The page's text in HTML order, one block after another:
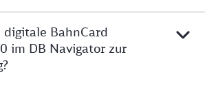
BahnCard
im DB Navigator zur